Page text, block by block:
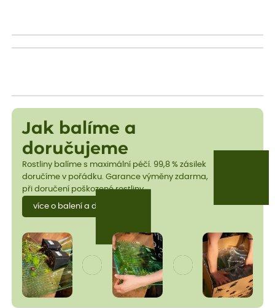
Jak balíme a
doručujeme
Rostliny balíme s maximální péčí. 99,8 % zásilek
doručíme v pořádku. Garance výměny zdarma,
při doručení poškozené rostliny.
více o balení a dopravě